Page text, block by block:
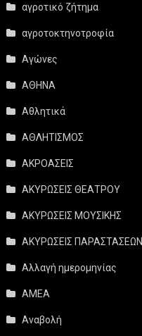
αγροτικό ζήτημα
αγροτοκτηνοτροφία
Αγώνες
ΑΘΗΝΑ
Αθλητικά
ΑΘΛΗΤΙΣΜΟΣ
ΑΚΡΟΑΣΕΙΣ
ΑΚΥΡΩΣΕΙΣ ΘΕΑΤΡΟΥ
ΑΚΥΡΩΣΕΙΣ ΜΟΥΣΙΚΗΣ
ΑΚΥΡΩΣΕΙΣ ΠΑΡΑΣΤΑΣΕΩΝ
Αλλαγή ημερομηνίας
ΑΜΕΑ
Αναβολή